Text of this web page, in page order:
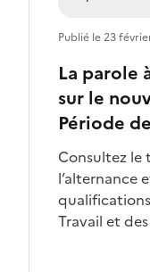
La parole
sur le
Période
Consultez le
l’alternance
Travail et
Publié le 23